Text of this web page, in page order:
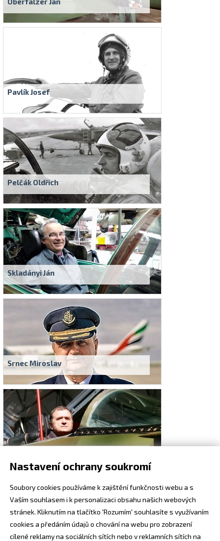
Pavlík Josef
Pelčák Oldřich
Skladányi Ján
Srnec Miroslav
Nastavení ochrany soukromí
Soubory cookies používáme k zajištění funkčnosti webu a s
Vaším souhlasem i k personalizaci obsahu našich webových
stránek. Kliknutím na tlačítko 'Rozumím' souhlasíte s využívaním
cookies a předáním údajů o chování na webu pro zobrazení
cílené reklamy na sociálních sítích nebo v reklamních sítích na